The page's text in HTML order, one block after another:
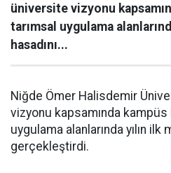
üniversite vizyonu
tarımsal uygulama
hasadını...
Niğde Ömer Halisdemir
vizyonu kapsamında
uygulama alanlarında yılın ilk
gerçekleştirdi.